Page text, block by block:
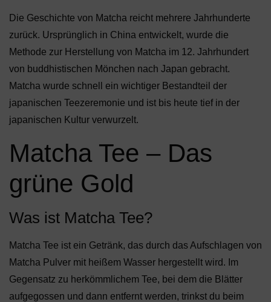
Die Geschichte von Matcha reicht mehrere Jahrhunderte
zurück. Ursprünglich in China entwickelt, wurde die
Methode zur Herstellung von Matcha im 12. Jahrhundert
von buddhistischen Mönchen nach Japan gebracht.
Matcha wurde schnell ein wichtiger Bestandteil der
japanischen Teezeremonie und ist bis heute tief in der
japanischen Kultur verwurzelt.
Matcha Tee – Das
grüne Gold
Was ist Matcha Tee?
Matcha Tee ist ein Getränk, das durch das Aufschlagen von
Matcha Pulver mit heißem Wasser hergestellt wird. Im
Gegensatz zu herkömmlichem Tee, bei dem die Blätter
aufgegossen und dann entfernt werden, trinkst du beim